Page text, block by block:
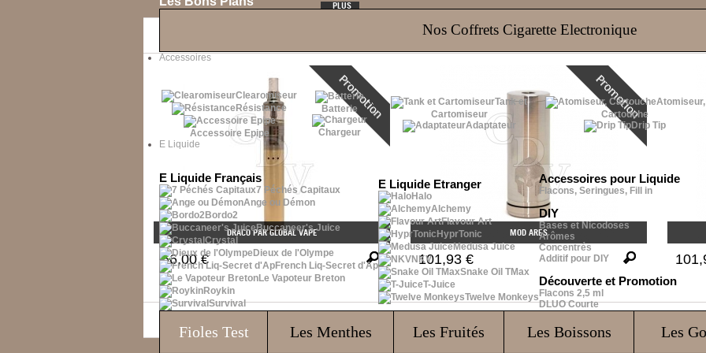
Nos Coffrets Cigarette Electronique
Accessoires
Clearomiseur
Résistance
Accessoire Epipe
Batterie
Chargeur
Tank et
Cartomiseur
Adaptateur
Atomiseur,
Cartouche
Drip Tip
E Liquide
E Liquide Français
7 Péchés Capitaux
Ange ou Démon
Bordo2
Buccaneer's Juice
Crystal
Dieux de l'Olympe
French Liq-Secret d'Ap
Le Vapoteur Breton
Roykin
Survival
E Liquide Etranger
Halo
Alchemy
Flavour Art
HyprTonic
Medusa Juice
NKV
Snake Oil TMax
T-Juice
Twelve Monkeys
Accessoires pour Liquide
Flacons, Seringues, Fill in
DIY
Bases et Nicodoses
Arômes
Concentrés
Additif pour DIY
Découverte et Promotion
Flacons 2,5 ml
DLUO Courte
Fioles Test Les Menthes Les Fruités Les Boissons Les
PLUS
DRACO PAR GLOBAL VAPE
66,00 €
MOD ARES
101,93 €